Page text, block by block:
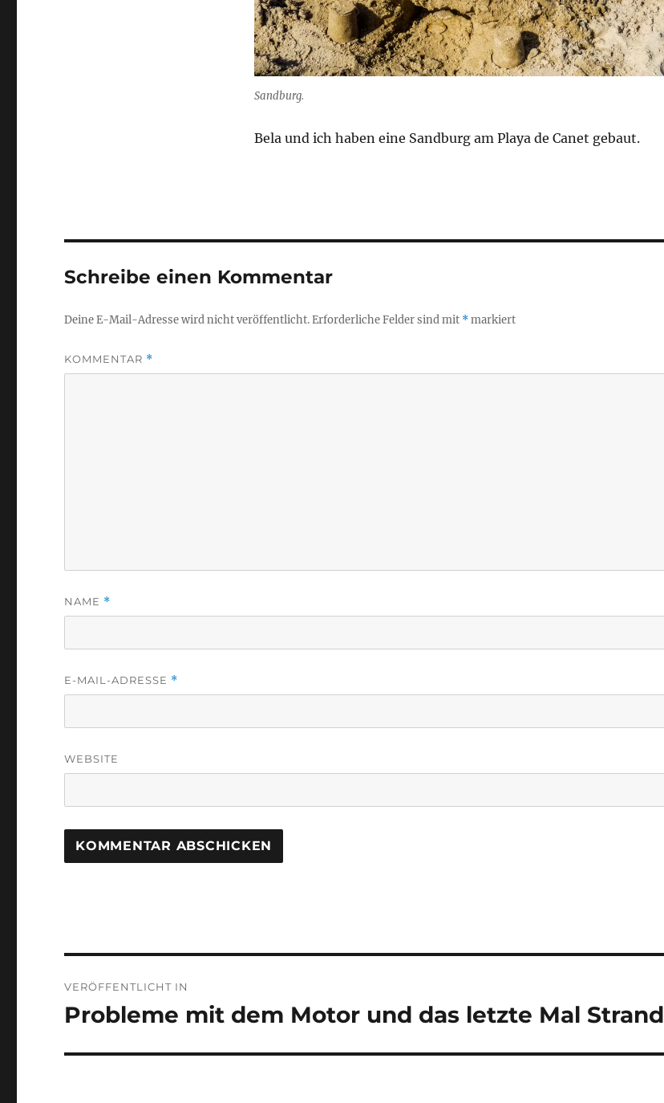
Sandburg.
Bela und ich haben eine Sandburg am Playa de Canet gebaut.
Schreibe einen Kommentar
Deine E-Mail-Adresse wird nicht veröffentlicht.Erforderliche Felder sind mit *markiert
KOMMENTAR *
NAME *
E-MAIL-ADRESSE *
WEBSITE
VERÖFFENTLICHT IN
Probleme mit dem Motor und das letzte Mal Strand